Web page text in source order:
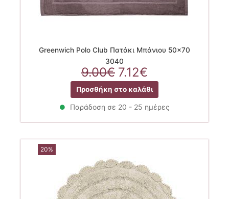
Greenwich Polo Club Πατάκι Μπάνιου 50×70
3040
9.00€ Original
price
was:
9.00€.
7.12€
τρέχουσα
τιμή
είναι:
7.12€.
Προσθήκη στο καλάθι
Παράδοση σε 20 - 25 ημέρες
20%